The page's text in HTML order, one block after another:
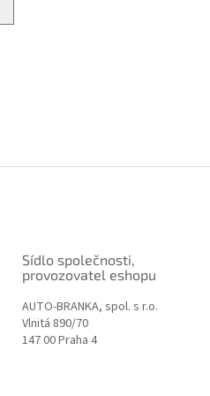
Sídlo společnosti,
provozovatel eshopu
AUTO-BRANKA, spol. s r.o.
Vlnitá 890/70
147 00 Praha 4